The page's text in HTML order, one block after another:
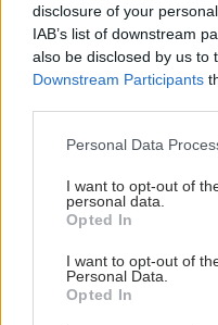
disclosure of your
IAB’s list of downstream
also be disclosed by us to
Downstream Participants
Please note that this
not limited to your visit or
grant or deny consent to
use your data for below
consent section.
Personal Data
I want to opt-out of
personal data.
Opted In
I want to opt-out of
Personal Data.
Opted In